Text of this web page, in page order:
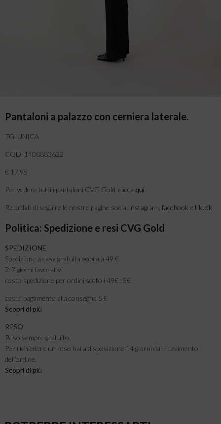
Pantaloni a palazzo con cerniera laterale.
TG. UNICA
COD. 1408883622
€ 17,95
Per vedere tutti i pantaloni CVG Gold clicca qui
Ricordati di seguire le nostre pagine social instagram facebook e tiktok
Politica: Spedizione e resi CVG Gold
SPEDIZIONE
Spedizione a casa gratuita sopra a 49 €
2-7 giorni lavorativi
costo spedizione per ordini sotto i 49€ : 5€
costo pagamento alla consegna 5 €
Scopri di più
RESO
Reso sempre gratuito.
Per richiedere un reso hai a disposizione 14 giorni dal ricevimento
dell’ordine.
Scopri di più